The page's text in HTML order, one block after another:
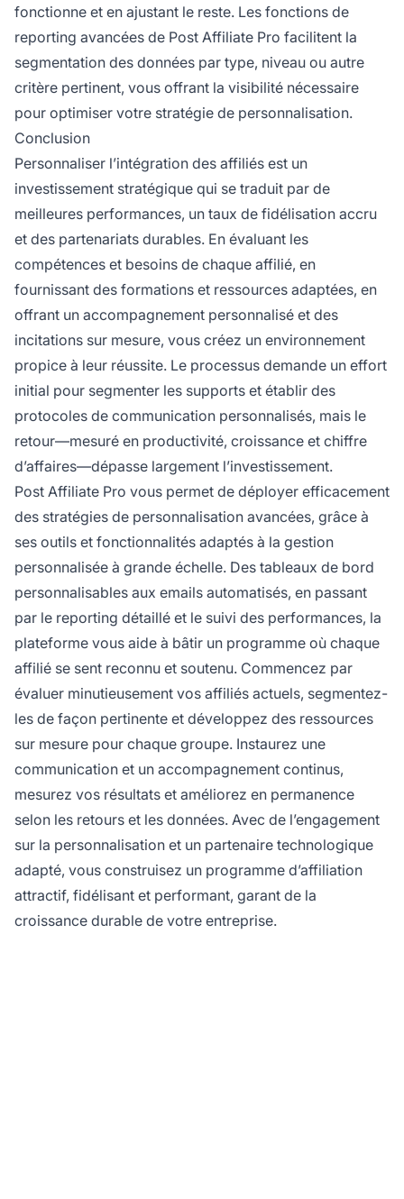
fonctionne et en ajustant le reste. Les fonctions de
reporting avancées de Post Affiliate Pro facilitent la
segmentation des données par type, niveau ou autre
critère pertinent, vous offrant la visibilité nécessaire
pour optimiser votre stratégie de personnalisation.
Conclusion
Personnaliser l’intégration des affiliés est un
investissement stratégique qui se traduit par de
meilleures performances, un taux de fidélisation accru
et des partenariats durables. En évaluant les
compétences et besoins de chaque affilié, en
fournissant des formations et ressources adaptées, en
offrant un accompagnement personnalisé et des
incitations sur mesure, vous créez un environnement
propice à leur réussite. Le processus demande un effort
initial pour segmenter les supports et établir des
protocoles de communication personnalisés, mais le
retour—mesuré en productivité, croissance et chiffre
d’affaires—dépasse largement l’investissement.
Post Affiliate Pro vous permet de déployer efficacement
des stratégies de personnalisation avancées, grâce à
ses outils et fonctionnalités adaptés à la gestion
personnalisée à grande échelle. Des tableaux de bord
personnalisables aux emails automatisés, en passant
par le reporting détaillé et le suivi des performances, la
plateforme vous aide à bâtir un programme où chaque
affilié se sent reconnu et soutenu. Commencez par
évaluer minutieusement vos affiliés actuels, segmentez-
les de façon pertinente et développez des ressources
sur mesure pour chaque groupe. Instaurez une
communication et un accompagnement continus,
mesurez vos résultats et améliorez en permanence
selon les retours et les données. Avec de l’engagement
sur la personnalisation et un partenaire technologique
adapté, vous construisez un programme d’affiliation
attractif, fidélisant et performant, garant de la
croissance durable de votre entreprise.